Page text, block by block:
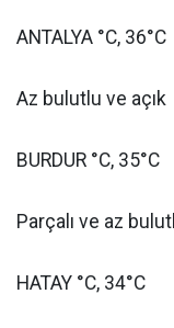
ANTALYA °C, 36°C
Az bulutlu ve açık
BURDUR °C, 35°C
Parçalı ve az
HATAY °C, 34°C